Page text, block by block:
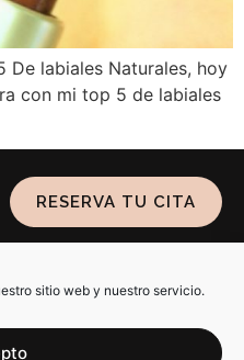
sitio web y nuestro servicio.
De labiales Naturales, hoy
con mi top 5 de labiales
RESERVA TU CITA